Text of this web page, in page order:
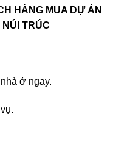
HÀNG MUA DỰ ÁN
TRÚC
ở ngay.